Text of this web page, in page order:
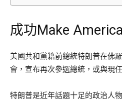
成功Make
美國共和黨籍前總統特朗普在佛
會，宣布再次參選總統，或與現
特朗普是近年話題十足的政治人